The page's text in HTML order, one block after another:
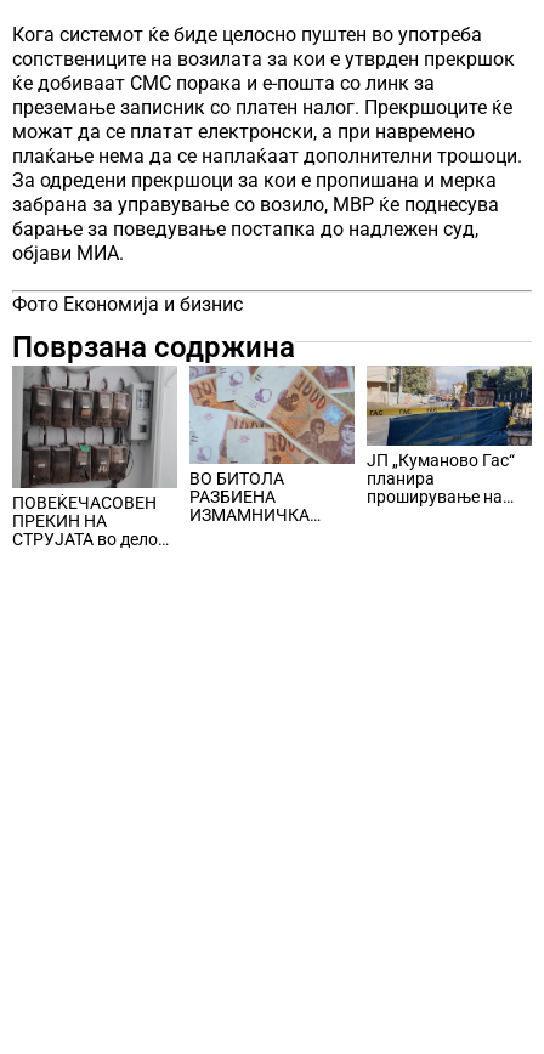
Кога системот ќе биде целосно пуштен во употреба
сопствениците на возилата за кои е утврден прекршок
ќе добиваат СМС порака и е-пошта со линк за
преземање записник со платен налог. Прекршоците ќе
можат да се платат електронски, а при навремено
плаќање нема да се наплаќаат дополнителни трошоци.
За одредени прекршоци за кои е пропишана и мерка
забрана за управување со возило, МВР ќе поднесува
барање за поведување постапка до надлежен суд,
објави МИА.
Фото Економија и бизнис
Поврзана содржина
ПОВЕЌЕЧАСОВЕН
ПРЕКИН НА
СТРУЈАТА во делови
ВО БИТОЛА
РАЗБИЕНА
ИЗМАМНИЧКА
ЈП „Куманово Гас“
планира
проширување на